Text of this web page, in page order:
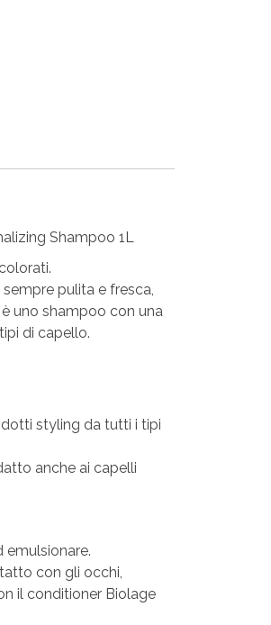
Shampoo 1L
pulita e fresca,
uno shampoo con una
di capello.
styling da tutti i tipi
anche ai capelli
emulsionare.
con gli occhi,
il conditioner Biolage